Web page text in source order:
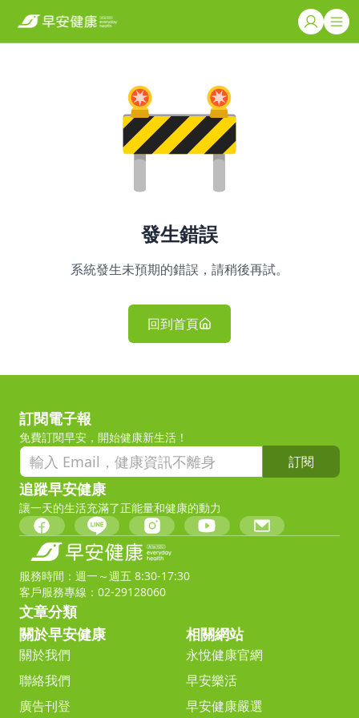
發生錯誤
系統發生未預期的錯誤，請稍後再試。
回到首頁
訂閱電子報
免費訂閱早安，開始健康新生活！
訂閱
追蹤早安健康
讓一天的生活充滿了正能量和健康的動力
服務時間：週一～週五 8:30-17:30
客戶服務專線：02-29128060
文章分類
關於早安健康
關於我們
聯絡我們
廣告刊登
相關網站
永悅健康官網
早安樂活
早安健康嚴選